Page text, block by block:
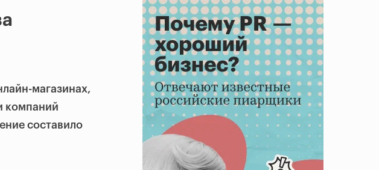
магазинах,
компаний
составило